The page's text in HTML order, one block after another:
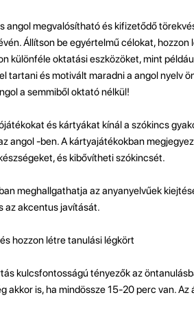
angol megvalósítható és kifizetődő
Állítson be egyértelmű célokat,
különféle oktatási eszközöket, mint
tartani és motivált maradni a angol nyelv
a semmiből oktató nélkül!
és kártyákat kínál a szókincs
angol -ben. A kártyajátékokban
és kibővítheti szókincsét.
meghallgathatja az anyanyelvűek
az akcentus javítását.
hozzon létre tanulási légkört
kulcsfontosságú tényezők az
akkor is, ha mindössze 15-20 perc van.